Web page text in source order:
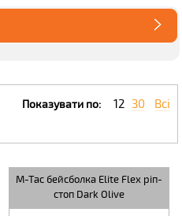
Показувати по: 12 30 Всі
M-Tac бейсболка Elite Flex ріп-
стоп Dark Olive